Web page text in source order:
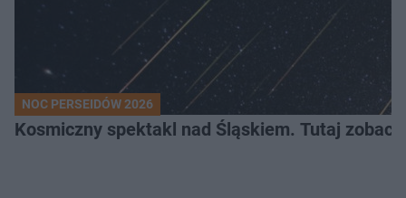
NOC PERSEIDÓW 2026
Kosmiczny spektakl nad Śląskiem. Tutaj